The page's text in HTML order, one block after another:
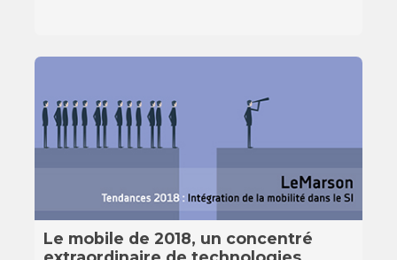
Le mobile de 2018, un concentré